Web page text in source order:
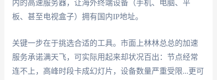
内的高速服务器，让海外终端设备（手机、电脑、平
板、甚至电视盒子）拥有国内IP地址。
关键一步在于挑选合适的工具。市面上林林总总的加速
服务承诺满天飞，可实际用起来却状况百出：节点经常
连不上，高峰时段卡成幻灯片，设备数量严重受限...更可